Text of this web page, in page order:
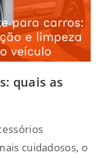
quais as
cuidadosos, o